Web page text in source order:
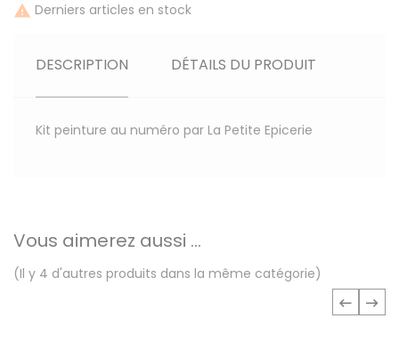
 Derniers articles en stock
DESCRIPTION DÉTAILS DU PRODUIT
Kit peinture au numéro par La Petite Epicerie
Vous aimerez aussi ...
(Il y 4 d'autres produits dans la même catégorie)